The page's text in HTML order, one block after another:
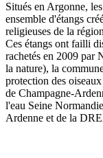
Situés en Argonne,
ensemble d'étangs
religieuses de la
Ces étangs ont failli
rachetés en 2009 par
la nature), la
protection des
de Champagne-
l'eau Seine
Ardenne et de la